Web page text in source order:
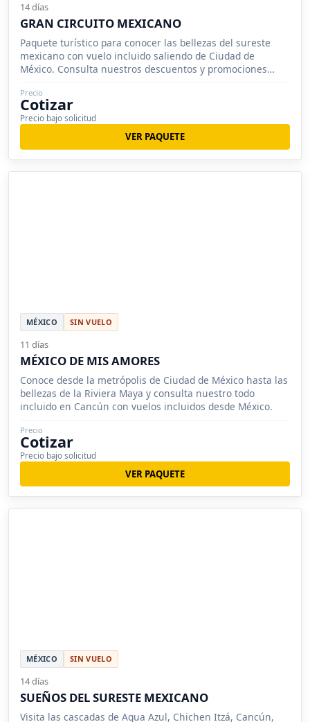
14 días
GRAN CIRCUITO MEXICANO
Paquete turístico para conocer las bellezas del sureste
mexicano con vuelo incluido saliendo de Ciudad de
México. Consulta nuestros descuentos y promociones
Precio
Cotizar
Precio bajo solicitud
VER PAQUETE
MÉXICO SIN VUELO
11 días
MÉXICO DE MIS AMORES
Conoce desde la metrópolis de Ciudad de México hasta las
bellezas de la Riviera Maya y consulta nuestro todo
incluido en Cancún con vuelos incluidos desde México.
Precio
Cotizar
Precio bajo solicitud
VER PAQUETE
MÉXICO SIN VUELO
14 días
SUEÑOS DEL SURESTE MEXICANO
Visita las cascadas de Agua Azul, Chichen Itzá, Cancún,